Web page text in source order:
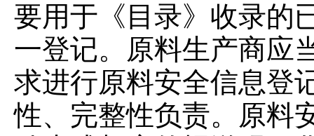
要用于《目录》收录的
一登记。原料生产商应
求进行原料安全信息登
性、完整性负责。原料